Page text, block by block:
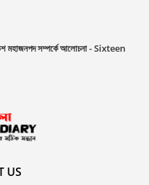
মহাজনপদ সম্পর্কে আলোচনা - Sixteen
US